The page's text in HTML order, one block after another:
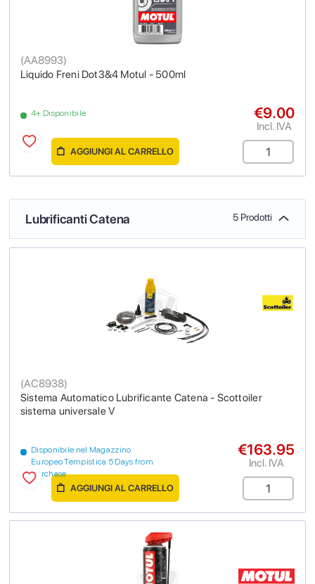
Liquido Freni Dot3&4 Motul - 500ml
(AA8993)
4+ Disponibile €9.00
Incl. IVA
AGGIUNGI AL CARRELLO
Lubrificanti Catena 5 Prodotti
Sistema Automatico Lubrificante Catena - Scottoiler
sistema universale V
(AC8938)
Disponibile nel Magazzino
Europeo Tempistica 5 Days from
purchase
€163.95
Incl. IVA
AGGIUNGI AL CARRELLO